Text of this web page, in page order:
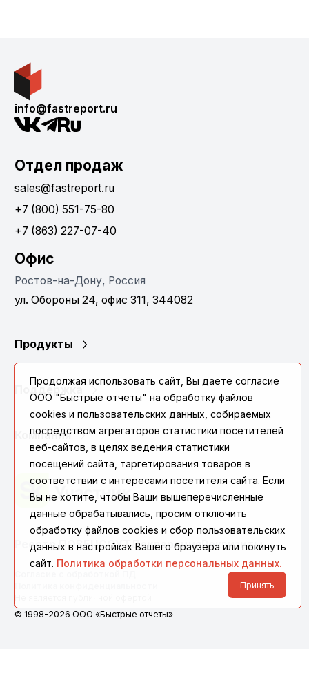
info@fastreport.ru
Отдел продаж
sales@fastreport.ru
+7 (800) 551-75-80
+7 (863) 227-07-40
Офис
Ростов-на-Дону, Россия
ул. Обороны 24, офис 311, 344082
Продукты
Поддержка
Компания
Реестр ПО ВБЦСОУТДекларацияРеквизиты
© 1998-2026 ООО «Быстрые отчеты»
Продолжая использовать сайт, Вы даете согласие
ООО "Быстрые отчеты" на обработку файлов
cookies и пользовательских данных, собираемых
посредством агрегаторов статистики посетителей
веб-сайтов, в целях ведения статистики
посещений сайта, таргетирования товаров в
соответствии с интересами посетителя сайта. Если
Вы не хотите, чтобы Ваши вышеперечисленные
данные обрабатывались, просим отключить
обработку файлов cookies и сбор пользовательских
данных в настройках Вашего браузера или покинуть
сайт. Политика обработки персональных данных.
Принять